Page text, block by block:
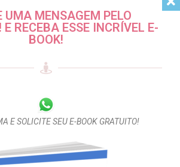
UMA MENSAGEM PELO
RECEBA ESSE INCRÍVEL E-
BOOK!
E SOLICITE SEU E-BOOK GRATUITO!